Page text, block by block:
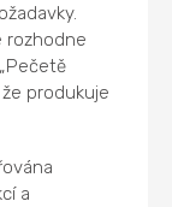
rozhodne
že produkuje
a